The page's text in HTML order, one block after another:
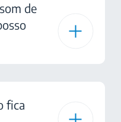
de
fica